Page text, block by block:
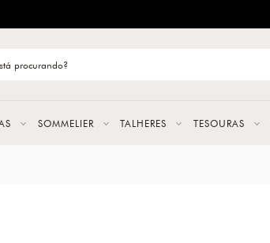
SOMMELIER TALHERES TESOURAS